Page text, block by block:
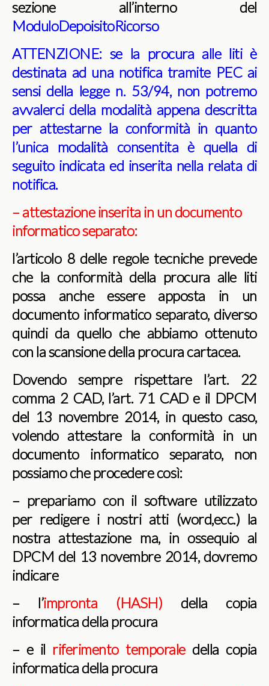
sezione all’interno del
ModuloDepoisitoRicorso
ATTENZIONE: se la procura alle liti è
destinata ad una notifica tramite PEC ai
sensi della legge n. 53/94, non potremo
avvalerci della modalità appena descritta
per attestarne la conformità in quanto
l’unica modalità consentita è quella di
seguito indicata ed inserita nella relata di
notifica.
– attestazione inserita in un documento
informatico separato:
l’articolo 8 delle regole tecniche prevede
che la conformità della procura alle liti
possa anche essere apposta in un
documento informatico separato, diverso
quindi da quello che abbiamo ottenuto
con la scansione della procura cartacea.
Dovendo sempre rispettare l’art. 22
comma 2 CAD, l’art. 71 CAD e il DPCM
del 13 novembre 2014, in questo caso,
volendo attestare la conformità in un
documento informatico separato, non
possiamo che procedere così:
– prepariamo con il software utilizzato
per redigere i nostri atti (word,ecc.) la
nostra attestazione ma, in ossequio al
DPCM del 13 novembre 2014, dovremo
indicare
– l’impronta (HASH) della copia
informatica della procura
– e il riferimento temporale della copia
informatica della procura